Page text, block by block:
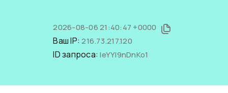
2026-08-06 21:40:47 +0000
Ваш IP:216.73.217.120
ID запроса:leYYI9nDnKo1